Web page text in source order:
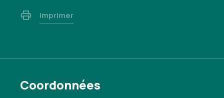
Imprimer
Coordonnées